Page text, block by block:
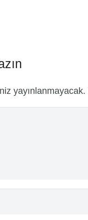
yayınlanmayacak.